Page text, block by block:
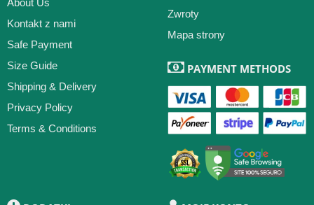
About Us
Kontakt z nami
Safe Payment
Size Guide
Shipping & Delivery
Privacy Policy
Terms & Conditions
Zwroty
Mapa strony
PAYMENT METHODS